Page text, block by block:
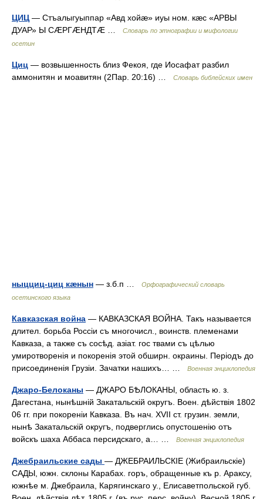
ЦИЦ — Стъалыгуыппар «Авд хойæ» иуы ном. кæс «АРВЫ
ДУАР» Ы СÆРГÆНДТÆ …
Словарь по этнографии и мифологии
осетин
Циц — возвышенность близ Фекоя, где Иосафат разбил
аммонитян и моавитян (2Пар. 20:16) …
Словарь библейских имен
ныцциц-циц кæнын — з.б.п …
Орфографический словарь
осетинского языка
Кавказская война — КАВКАЗСКАЯ ВОЙНА. Такъ называется
длител. борьба Россіи съ многочисл., воинств. племенами
Кавказа, а также съ сосѣд. азіат. гос твами съ цѣлью
умиротворенія и покоренія этой обширн. окраины. Періодъ до
присоединенія Грузіи. Зачатки нашихъ… …
Военная энциклопедия
Джаро-Белоканы — ДЖАРО БѢЛОКАНЫ, область ю. з.
Дагестана, нынѣшній Закатальскій округъ. Воен. дѣйствія 1802
06 гг. при покореніи Кавказа. Въ нач. XVII ст. грузин. земли,
нынѣ Закатальскій округъ, подверглись опустошенію отъ
войскъ шаха Аббаса персидскаго, а… …
Военная энциклопедия
Джебраильские сады — ДЖЕБРАИЛЬСКІЕ (Жибраильскіе)
САДЫ, южн. склоны Карабах. горъ, обращенные къ р. Араксу,
южнѣе м. Джебраила, Карягинскаго у., Елисаветпольской губ.